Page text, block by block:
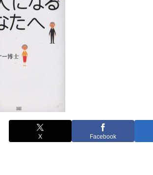
X Facebook